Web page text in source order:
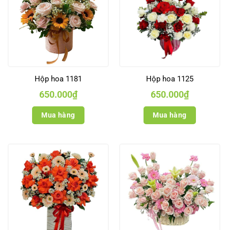
Hộp hoa 1181
650.000₫
Mua hàng
Hộp hoa 1125
650.000₫
Mua hàng